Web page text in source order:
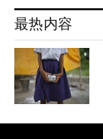
最热内容